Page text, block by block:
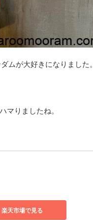
ムが大好きになりました。
マりましたね。
楽天市場で見る